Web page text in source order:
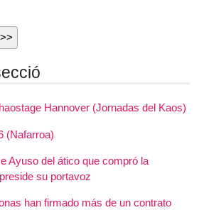
Hannover (Jornadas del Kaos)
(Nafarroa)
Ayuso del ático que compró la
su portavoz
han firmado más de un contrato